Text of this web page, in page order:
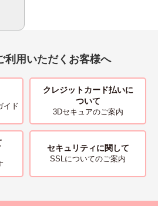
利用いただくお客様へ
イド
クレジットカード払いに
ついて
3Dセキュアのご案内
セキュリティに関して
SSLについてのご案内